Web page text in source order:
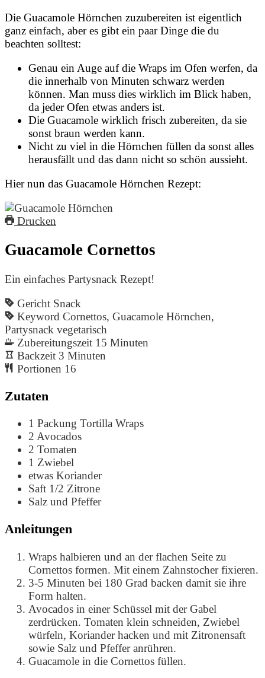
Die Guacamole Hörnchen zuzubereiten ist eigentlich
ganz einfach, aber es gibt ein paar Dinge die du
beachten solltest:
Genau ein Auge auf die Wraps im Ofen werfen, da
die innerhalb von Minuten schwarz werden
können. Man muss dies wirklich im Blick haben,
da jeder Ofen etwas anders ist.
Die Guacamole wirklich frisch zubereiten, da sie
sonst braun werden kann.
Nicht zu viel in die Hörnchen füllen da sonst alles
herausfällt und das dann nicht so schön aussieht.
Hier nun das Guacamole Hörnchen Rezept:
Drucken
Guacamole Cornettos
Ein einfaches Partysnack Rezept!
Gericht Snack
Keyword Cornettos, Guacamole Hörnchen,
Partysnack vegetarisch
Zubereitungszeit 15 Minuten
Backzeit 3 Minuten
Portionen 16
Zutaten
1 Packung Tortilla Wraps
2 Avocados
2 Tomaten
1 Zwiebel
etwas Koriander
Saft 1/2 Zitrone
Salz und Pfeffer
Anleitungen
Wraps halbieren und an der flachen Seite zu
Cornettos formen. Mit einem Zahnstocher fixieren.
3-5 Minuten bei 180 Grad backen damit sie ihre
Form halten.
Avocados in einer Schüssel mit der Gabel
zerdrücken. Tomaten klein schneiden, Zwiebel
würfeln, Koriander hacken und mit Zitronensaft
sowie Salz und Pfeffer anrühren.
Guacamole in die Cornettos füllen.